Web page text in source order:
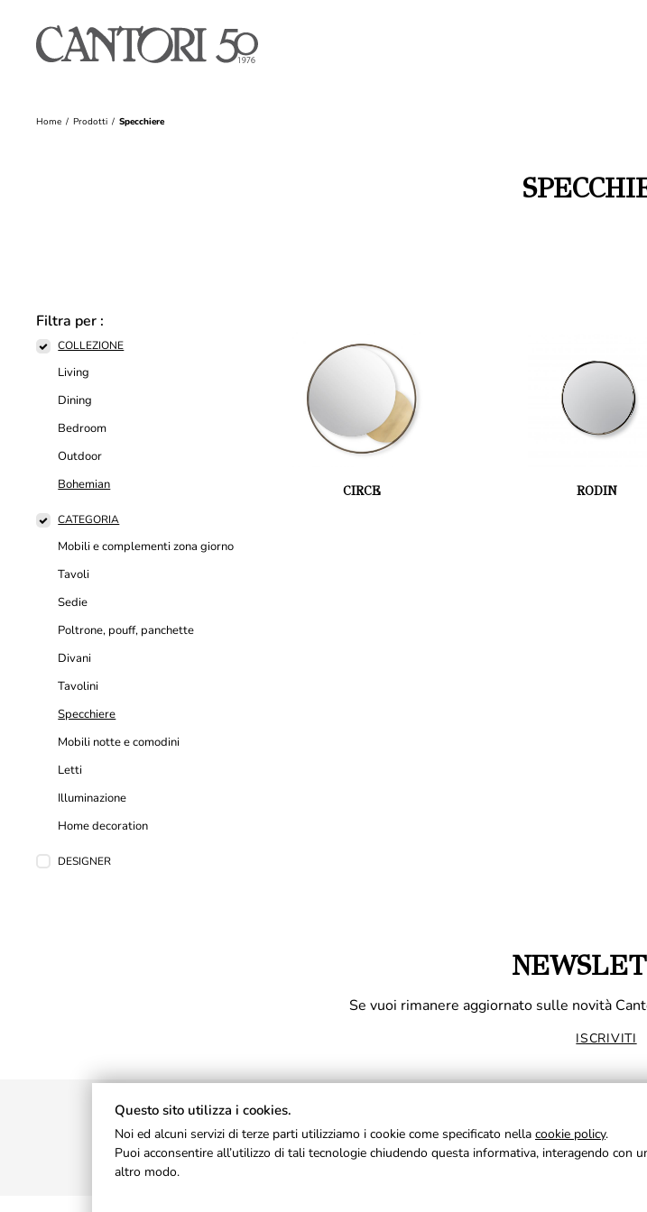
Home Prodotti Specchiere
Filtra per :
COLLEZIONE
Living
Dining
Bedroom
Outdoor
Bohemian
CATEGORIA
Mobili e complementi zona giorno
Tavoli
Sedie
Poltrone, pouff, panchette
Divani
Tavolini
Specchiere
Mobili notte e comodini
Letti
Illuminazione
Home decoration
DESIGNER
CIRCE RODIN
Se vuoi rimanere aggiornato sulle novità
ISCRIVITI
Questo sito utilizza i cookies.
Noi ed alcuni servizi di terze parti utilizziamo i cookie come specificato nella cookie policy.
Puoi acconsentire all’utilizzo di tali tecnologie chiudendo questa informativa, interagendo
altro modo.